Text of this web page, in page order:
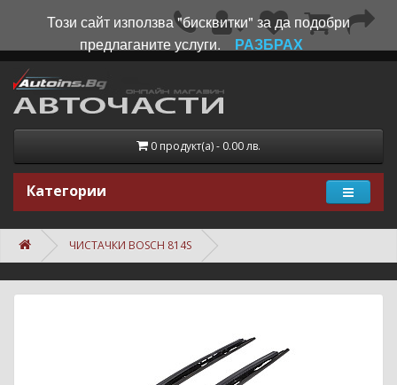
0 продукт(а) - 0.00 лв.
Категории
ЧИСТАЧКИ BOSCH 814S
Този сайт използва "бисквитки" за да подобри
предлаганите услуги.
РАЗБРАХ